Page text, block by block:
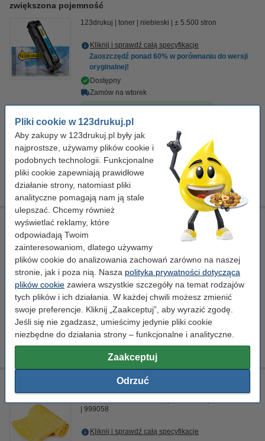
Pliki cookie w 123drukuj.pl
Aby zakupy w 123drukuj.pl były jak
najprostsze, używamy plików cookie i
podobnych technologii. Funkcjonalne
pliki cookie zapewniają prawidłowe
działanie strony, natomiast pliki
analityczne pomagają nam ją stale
ulepszać. Chcemy również
wyświetlać reklamy, które
odpowiadają Twoim
zainteresowaniom, dlatego używamy
plików cookie do analizowania zachowań zarówno na naszej
stronie, jak i poza nią. Nasza polityka prywatności dotycząca
plików cookie zawiera wszystkie szczegóły na temat rodzajów
tych plików i ich działania. W każdej chwili możesz zmienić
swoje preferencje. Kliknij „Zaakceptuj”, aby wyrazić zgodę.
Jeśli się nie zgadzasz, umieścimy jedynie pliki cookie
niezbędne do działania strony – funkcjonalne i analityczne.
Zaakceptuj
Odrzuć
zwiększona pojemność
123drukuj toner niebieski ± 5.500 stron
Kliknij i sprawdź całą specyfikacje
Zaoszczędź ponad 60% w porównaniu do wersji
oryginalnej!
Dostępny
Zamów na wtorek
339,00 zł
Porada
Radzimy Państwu zakupić ten toner (wersję 123drukuj) zamiast
tonera HP.
123drukuj zamiennik zestaw promocyjny HP 220X: HP
W2200X, W2201X, W2202X, W2203X czarny + 3 kolory
XL 123drukuj ± 24.000 stron
Kliknij i sprawdź całą specyfikacje
Dostępny
Zamów na wtorek
Za stronę 0,05 zł
1 299,00 zł
Ściereczka do czyszczenia drukarki laserowej
999058
Kliknij i sprawdź całą specyfikacje